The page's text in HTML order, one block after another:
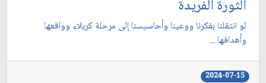
الثورة الفريدة
لو انتقلنا بفكرنا ووعينا وأحاسيسنا إلى مرحلة كربلاء وواقعها
وأهدافها ...
2024-07-15